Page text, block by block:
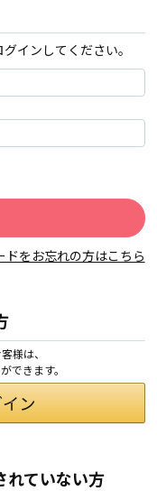
インしてください。
ドをお忘れの方はこちら
様は、
できます。
れていない方